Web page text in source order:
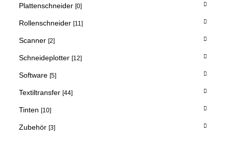
Plattenschneider [0]
Rollenschneider [11]
Scanner [2]
Schneideplotter [12]
Software [5]
Textiltransfer [44]
Tinten [10]
Zubehör [3]